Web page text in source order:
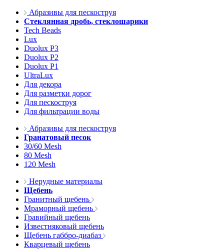
Абразивы для пескоструя
Стеклянная дробь, стеклошарики
Tech Beads
Lux
Duolux P3
Duolux P2
Duolux P1
UltraLux
Для декора
Для разметки дорог
Для пескоструя
Для фильтрации воды
Абразивы для пескоструя
Гранатовый песок
30/60 Mesh
80 Mesh
120 Mesh
Нерудные материалы
Щебень
Гранитный щебень
Мраморный щебень
Гравийный щебень
Известняковый щебень
Щебень габбро-диабаз
Кварцевый щебень